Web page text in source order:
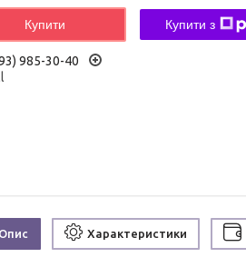
Купити Купити з
985-30-40
Опис Характеристики